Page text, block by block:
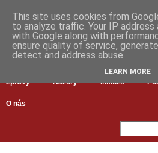
Zprávy Názory Inkluze
O nás
This site uses cookies from
to analyze traffic. Your IP address
with Google along with
ensure quality of service,
detect and address abuse.
LEARN MORE